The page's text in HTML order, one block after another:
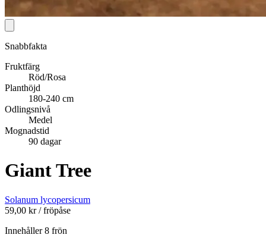
Snabbfakta
Fruktfärg
Röd/Rosa
Planthöjd
180-240 cm
Odlingsnivå
Medel
Mognadstid
90 dagar
Giant Tree
Solanum lycopersicum
59,00 kr / fröpåse
Innehåller 8 frön